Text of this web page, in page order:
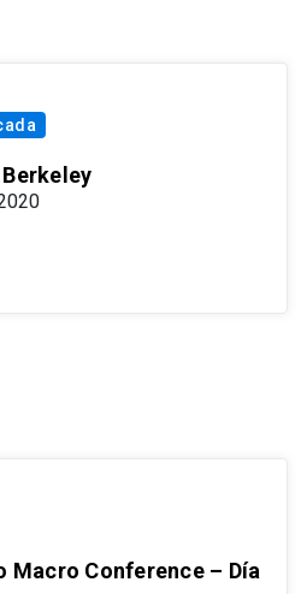
Berkeley
Macro Conference – Día